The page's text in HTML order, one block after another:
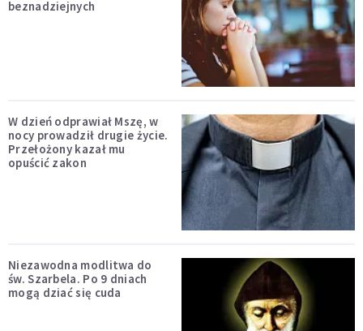
beznadziejnych
W dzień odprawiał Mszę, w
nocy prowadził drugie życie.
Przełożony kazał mu
opuścić zakon
Niezawodna modlitwa do
św. Szarbela. Po 9 dniach
mogą dziać się cuda